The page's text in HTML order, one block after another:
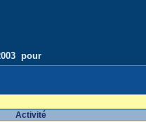
pour
Activité